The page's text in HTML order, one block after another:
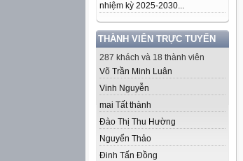
nhiệm kỳ 2025-2030...
THÀNH VIÊN TRỰC TUYẾN
287 khách và 18 thành viên
Võ Trần Minh Luân
Vinh Nguyễn
mai Tất thành
Đào Thị Thu Hường
Nguyển Thảo
Đinh Tấn Đồng